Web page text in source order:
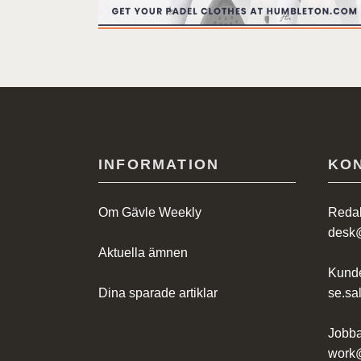
INFORMATION
Om Gävle Weekly
Aktuella ämnen
Dina sparade artiklar